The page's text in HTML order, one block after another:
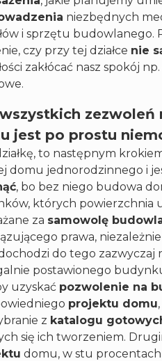
niezbędnych
i sprzętu budowlanego.
czy przy tej działce nie
zakłócać nasz spokój
jest po prostu
to następnym
domu jednorodzinnego i
, bo bez niego budowa
których powierzchnia
za samowolę
prawa,
do tego zazwyczaj
postawionego
uzyskać pozwolenie na
projektu domu
z katalogu
się ich tworzeniem.
domu, w stu procentach